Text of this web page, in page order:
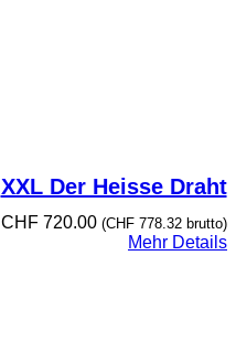
XXL Der Heisse Draht
CHF720.00 (CHF778.32brutto)
Mehr Details